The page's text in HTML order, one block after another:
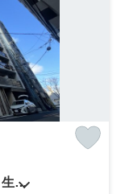
スプランディッド上本町WESTⅡ 生魂小学校区